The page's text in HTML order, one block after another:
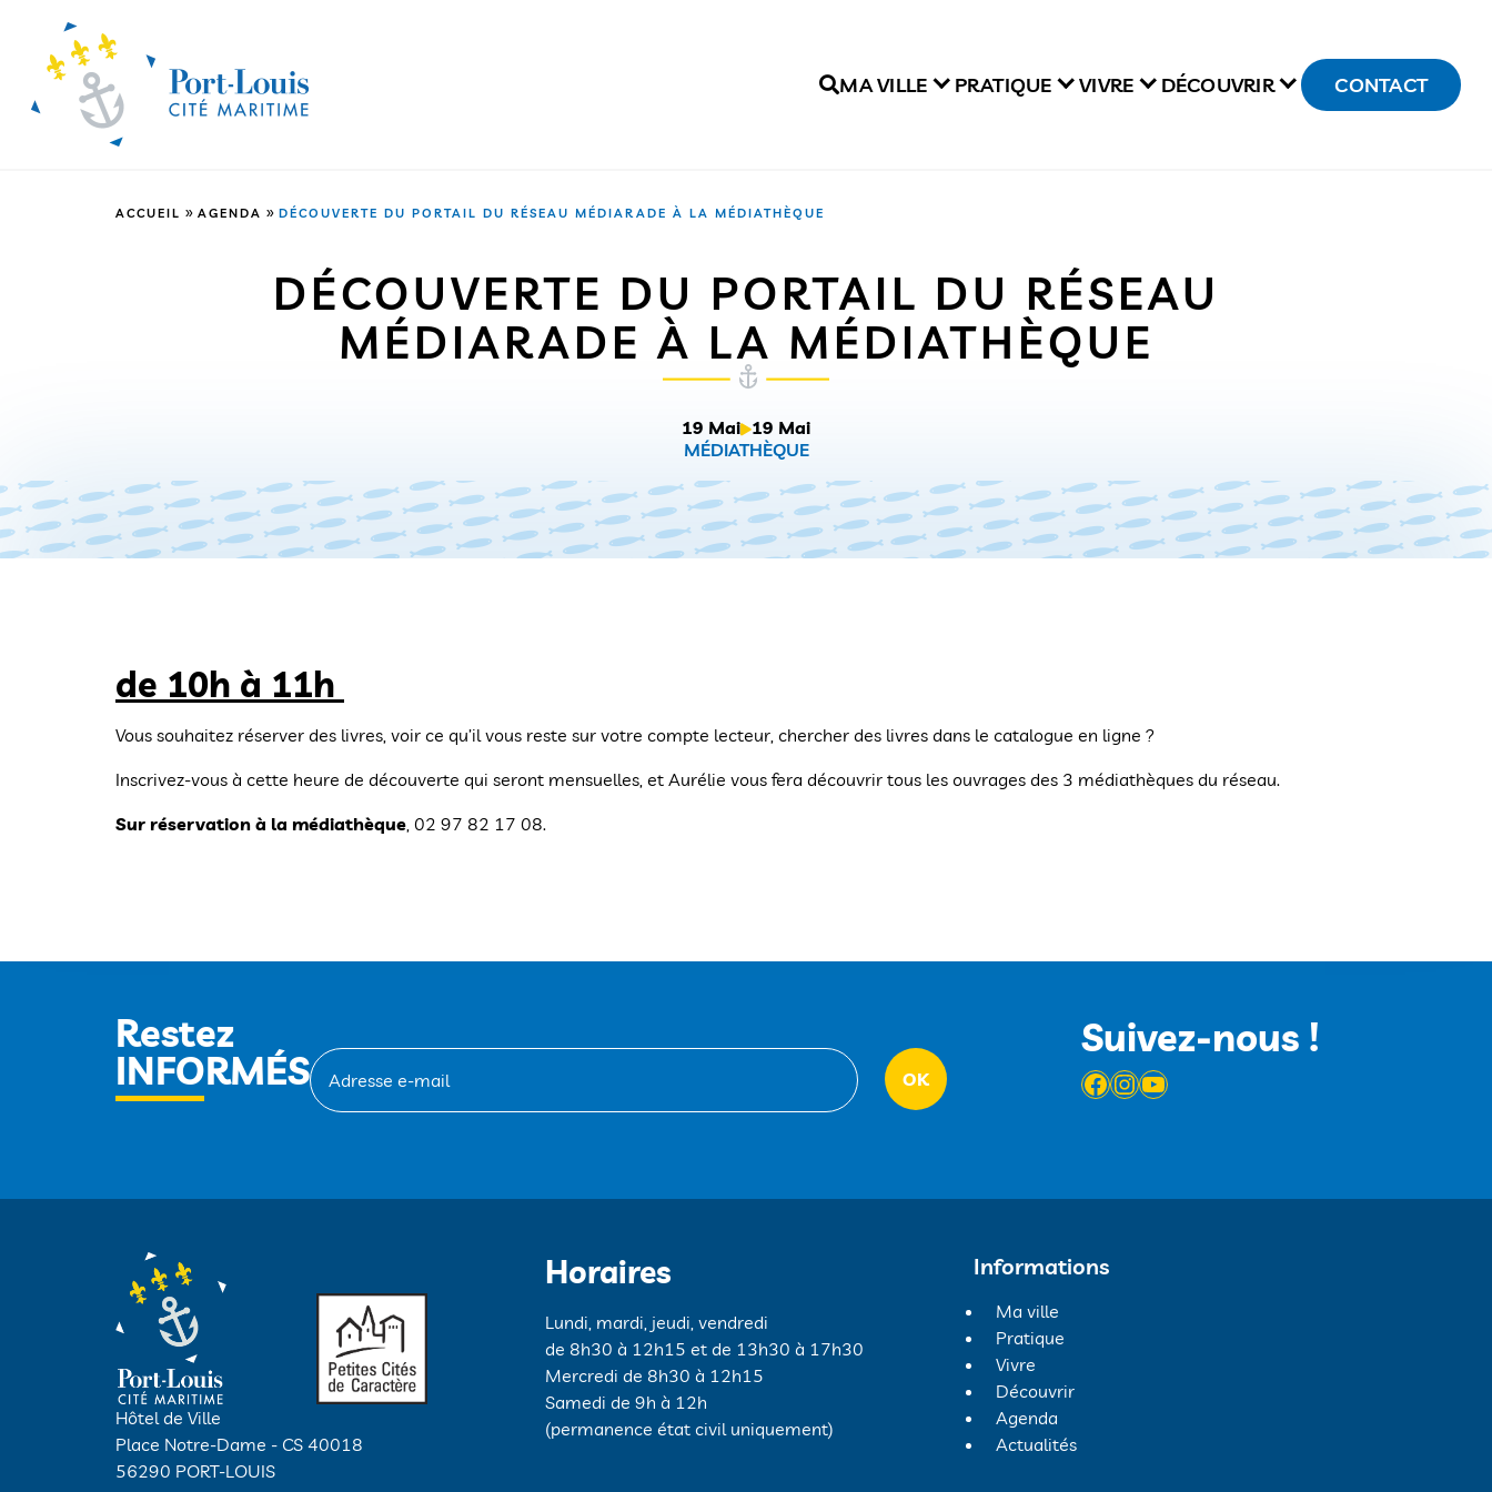
MA VILLE PRATIQUE VIVRE DÉCOUVRIR CONTACT
ACCUEIL » AGENDA » DÉCOUVERTE DU PORTAIL DU RÉSEAU MÉDIARADE À LA MÉDIATHÈQUE
DÉCOUVERTE DU PORTAIL DU RÉSEAU
MÉDIARADE À LA MÉDIATHÈQUE
19 Mai 19 Mai
MÉDIATHÈQUE
de 10h à 11h
Vous souhaitez réserver des livres, voir ce qu’il vous reste sur votre compte lecteur, chercher des livres dans le catalogue en ligne ?
Inscrivez-vous à cette heure de découverte qui seront mensuelles, et Aurélie vous fera découvrir tous les ouvrages des 3 médiathèques du réseau.
Sur réservation à la médiathèque, 02 97 82 17 08.
Restez
INFORMÉS
Suivez-nous !
Facebook
Instagram
YouTube
Hôtel de Ville
Place Notre-Dame - CS 40018
56290 PORT-LOUIS
Horaires
Lundi, mardi, jeudi, vendredi
de 8h30 à 12h15 et de 13h30 à 17h30
Mercredi de 8h30 à 12h15
Samedi de 9h à 12h
(permanence état civil uniquement)
Informations
Ma ville
Pratique
Vivre
Découvrir
Agenda
Actualités